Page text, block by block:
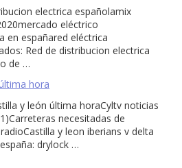
electrica españolamix
eléctrico
en españared eléctrica
Red de distribucion electrica
de …
hora
y león última horaCyltv noticias
necesitadas de
y leon iberians v delta
drylock …